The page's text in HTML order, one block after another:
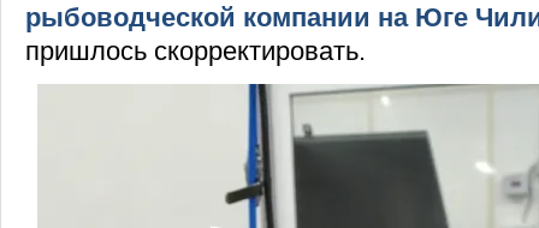
рыбоводческой компании на Юге
пришлось скорректировать.